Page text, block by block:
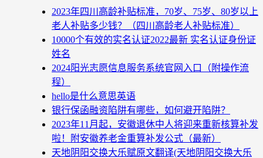
2023年四川高龄补贴标准，70岁、75岁、80岁以上
老人补贴多少钱？（四川高龄老人补贴标准）
10000个有效的实名认证2022最新 实名认证身份证
姓名
2024阳光志愿信息服务系统官网入口（附操作流
程）
hello是什么意思英语
银行保函融资陷阱有哪些，如何避开陷阱？
2023年11月起，安徽退休中人将迎来重新核算补发
啦！附安徽养老金重算补发公式（最新）
天地阴阳交换大乐赋原文翻译(天地阴阳交换大乐